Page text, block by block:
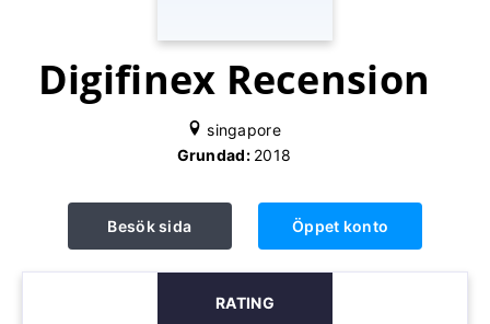
Digifinex Recension
singapore
Grundad: 2018
Besök sida Öppet konto
RATING